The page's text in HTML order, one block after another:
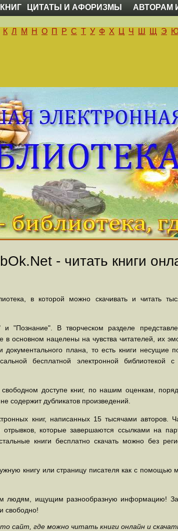
ЦИТАТЫ И АФОРИЗМЫ АВТОРАМ
К Л М Н О П Р С Т У Ф Х Ц Ч Ш Щ Э
- читать книги
в которой можно скачивать и читать
"Познание". В творческом разделе
в основном нацелены на чувства читателей, их
документального плана, то есть книги
бесплатной электронной библиотекой
доступе книг, по нашим оценкам,
содержит дубликатов произведений.
книг, написанных 15 тысячами авторов.
которые завершаются ссылками на
книги бесплатно скачать можно без
книгу или страницу писателя как с
людям, ищущим разнообразную информацию!
свободно!
сайт, где можно читать книги онлайн и